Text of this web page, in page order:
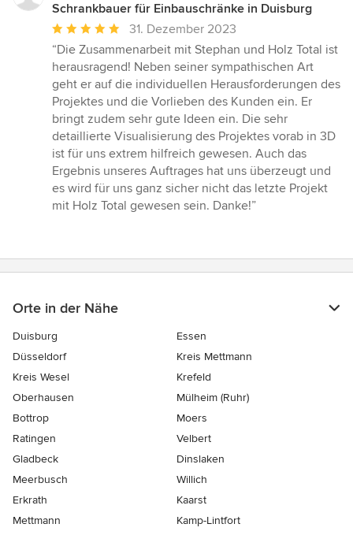
Schrankbauer für Einbauschränke in Duisburg
Durchschnittliche
Bewertung:
5
von
5
Sternen
31. Dezember 2023
“Die Zusammenarbeit mit Stephan und Holz Total ist
herausragend! Neben seiner sympathischen Art
geht er auf die individuellen Herausforderungen des
Projektes und die Vorlieben des Kunden ein. Er
bringt zudem sehr gute Ideen ein. Die sehr
detaillierte Visualisierung des Projektes vorab in 3D
ist für uns extrem hilfreich gewesen. Auch das
Ergebnis unseres Auftrages hat uns überzeugt und
es wird für uns ganz sicher nicht das letzte Projekt
mit Holz Total gewesen sein. Danke!”
Orte in der Nähe
Duisburg
Essen
Düsseldorf
Kreis Mettmann
Kreis Wesel
Krefeld
Oberhausen
Mülheim (Ruhr)
Bottrop
Moers
Ratingen
Velbert
Gladbeck
Dinslaken
Meerbusch
Willich
Erkrath
Kaarst
Mettmann
Kamp-Lintfort